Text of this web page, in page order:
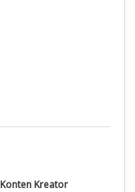
Konten Kreator